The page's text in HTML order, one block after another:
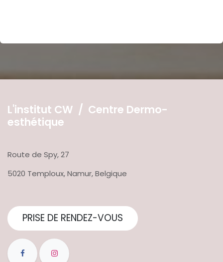
L'institut CW / Centre Dermo-
esthétique
Route de Spy, 27
5020 Temploux, Namur, Belgique
PRISE DE RENDEZ-VOUS